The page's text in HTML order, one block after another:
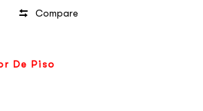
Compare
De Piso